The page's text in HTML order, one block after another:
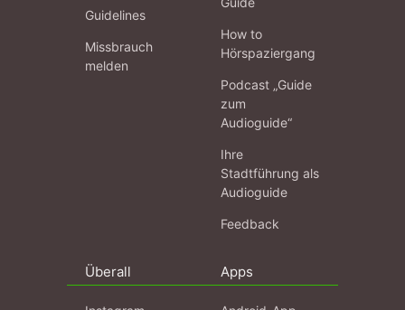
Guidelines
Missbrauch
melden
How to
Hörspaziergang
Podcast „Guide
zum
Audioguide“
Ihre
Stadtführung als
Audioguide
Feedback
Überall Apps